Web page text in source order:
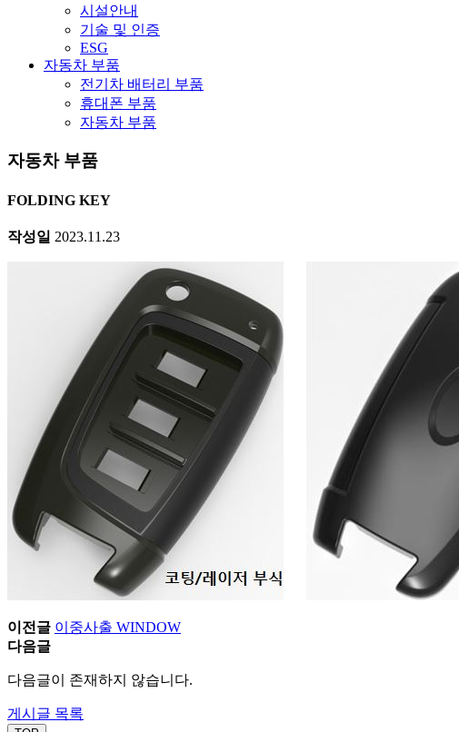
시설안내
기술 및 인증
ESG
자동차 부품
전기차 배터리 부품
휴대폰 부품
자동차 부품
자동차 부품
FOLDING KEY
작성일 2023.11.23
이전글 이중사출 WINDOW
다음글
다음글이 존재하지 않습니다.
게시글 목록